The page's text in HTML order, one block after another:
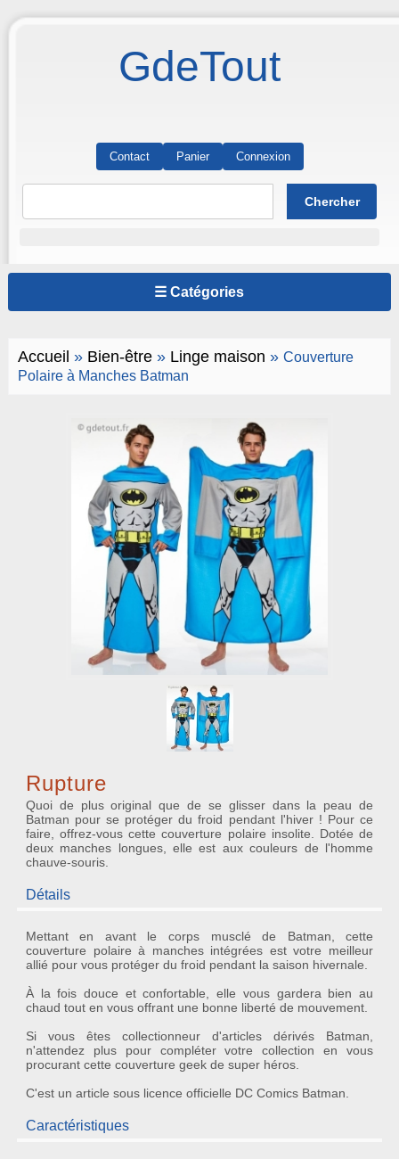
GdeTout
Contact Panier Connexion
☰ Catégories
Accueil » Bien-être» Linge maison » Couverture
Polaire à Manches Batman
Rupture
Quoi de plus original que de se glisser dans la peau de
Batman pour se protéger du froid pendant l'hiver ! Pour ce
faire, offrez-vous cette couverture polaire insolite. Dotée de
deux manches longues, elle est aux couleurs de l'homme
chauve-souris.
Détails
Mettant en avant le corps musclé de Batman , cette
couverture polaire à manches intégrées est votre meilleur
allié pour vous protéger du froid pendant la saison hivernale.
À la fois douce et confortable, elle vous gardera bien au
chaud tout en vous offrant une bonne liberté de mouvement.
Si vous êtes collectionneur d'articles dérivés Batman
n'attendez plus pour compléter votre collection en vous
procurant cette couverture geek de super héros.
C'est un article sous licence officielle DC Comics Batman
Caractéristiques